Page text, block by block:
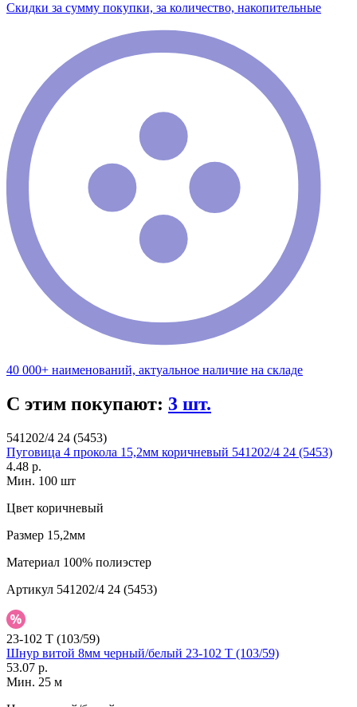
Скидки за сумму покупки, за количество, накопительные
40 000+ наименований, актуальное наличие на складе
С этим покупают: 3 шт.
541202/4 24 (5453)
Пуговица 4 прокола 15,2мм коричневый 541202/4 24 (5453)
4.48 р.
Мин. 100 шт
Цвет коричневый
Размер 15,2мм
Материал 100% полиэстер
Артикул 541202/4 24 (5453)
23-102 T (103/59)
Шнур витой 8мм черный/белый 23-102 T (103/59)
53.07 р.
Мин. 25 м